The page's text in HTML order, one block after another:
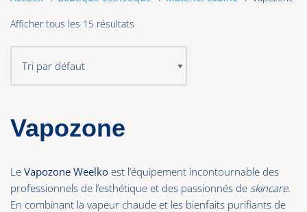
Afficher tous les 15 résultats
Vapozone
Le Vapozone Weelko est l’équipement incontournable des
professionnels de l’esthétique et des passionnés de skincare.
En combinant la vapeur chaude et les bienfaits purifiants de